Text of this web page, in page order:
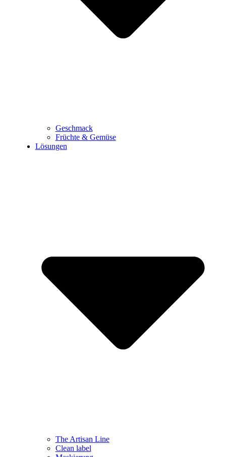
Geschmack
Früchte & Gemüse
Lösungen
The Artisan Line
Clean label